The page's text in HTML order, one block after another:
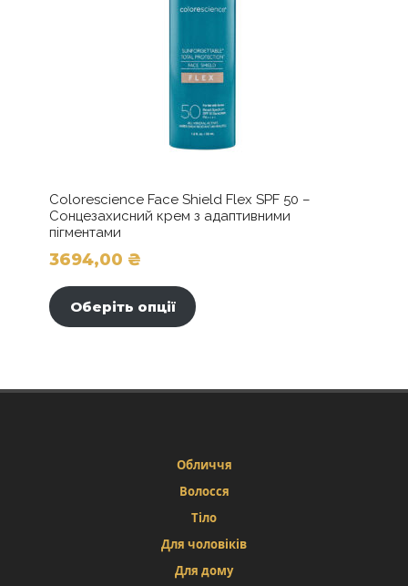
Colorescience Face Shield Flex SPF 50 –
Сонцезахисний крем з адаптивними
пігментами
3694,00 ₴
Оберіть опції
сторінці
Обличчя
Волосся
Тіло
Для чоловіків
Для дому